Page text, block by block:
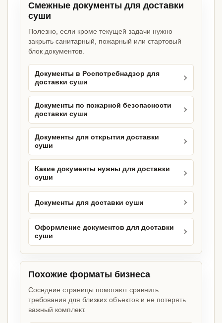
Смежные документы для доставки
суши
Полезно, если кроме текущей задачи нужно
закрыть санитарный, пожарный или стартовый
блок документов.
Документы в Роспотребнадзор для
доставки суши
Документы по пожарной безопасности
доставки суши
Документы для открытия доставки
суши
Какие документы нужны для доставки
суши
Документы для доставки суши
Оформление документов для доставки
суши
Похожие форматы бизнеса
Соседние страницы помогают сравнить
требования для близких объектов и не потерять
важный комплект.